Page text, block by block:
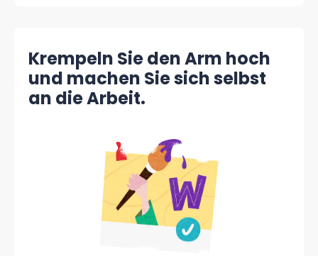
Krempeln Sie den Arm hoch
und machen Sie sich selbst
an die Arbeit.